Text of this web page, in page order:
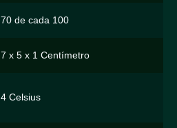
70 de cada 100
7 x 5 x 1 Centímetro
4 Celsius